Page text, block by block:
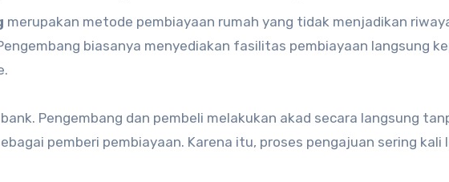
merupakan metode pembiayaan rumah yang tidak menjadikan
biasanya menyediakan fasilitas pembiayaan langsung
Pengembang dan pembeli melakukan akad secara langsung
pemberi pembiayaan. Karena itu, proses pengajuan sering kali